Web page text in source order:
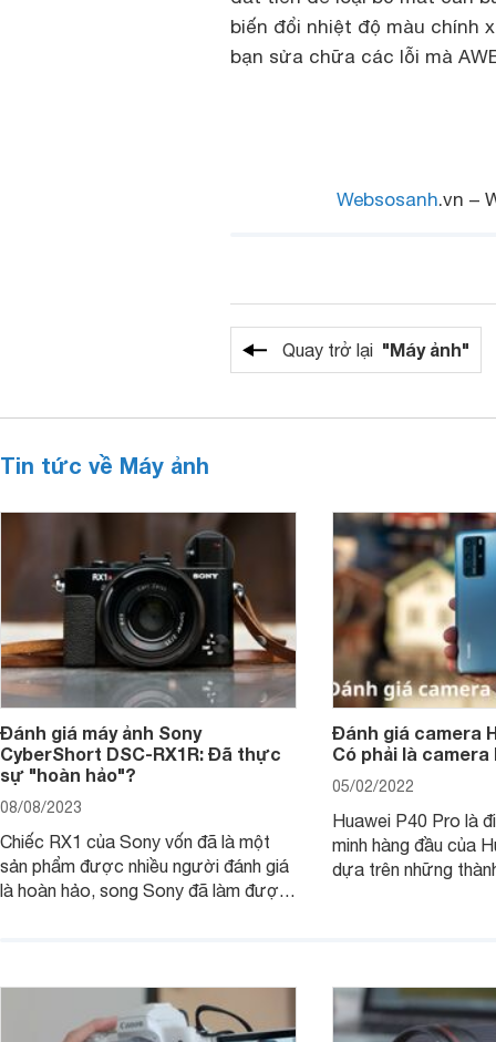
biến đổi nhiệt độ màu chính
bạn sửa chữa các lỗi mà
Websosanh.vn –
Quay trở lại "Máy ảnh"
Tin tức về Máy ảnh
Đánh giá máy ảnh Sony
CyberShort DSC-RX1R: Đã thực
sự "hoàn hảo"?
08/08/2023
Chiếc RX1 của Sony vốn đã là một
sản phẩm được nhiều người đánh giá
là hoàn hảo, song Sony đã làm được
xử lý ảnh JPEG.
Đánh giá camera
Có phải là
05/02/2022
Huawei P40 Pro là
minh hàng đầu của
dựa trên những
Pro đem đến những